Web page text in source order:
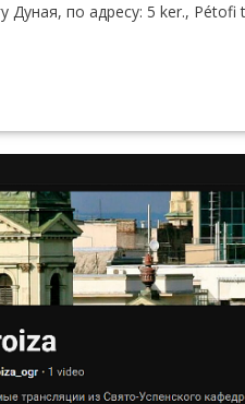
Дуная, по адресу: 5 ker.,